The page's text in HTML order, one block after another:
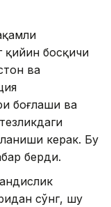
қийин босқичи
ва
боғлаши ва
керак. Бу
берди.
сўнг, шу